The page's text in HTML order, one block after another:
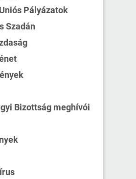
Pályázatok
Szadán
Bizottság meghívói